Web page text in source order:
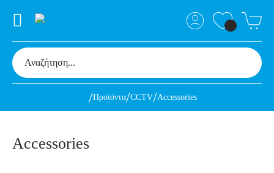
Προϊόντα CCTV Accessories
Accessories